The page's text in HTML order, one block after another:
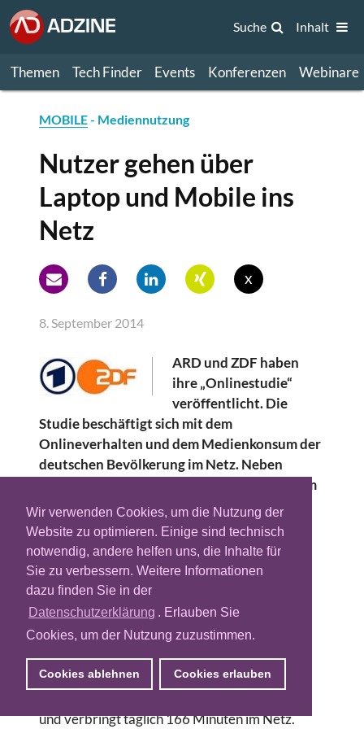
Wir verwenden Cookies, um die Nutzung der
Website zu optimieren. Einige sind technisch
notwendig, andere helfen uns, die Inhalte für
Sie zu verbessern. Weitere Informationen
dazu finden Sie in der
Datenschutzerklärung . Erlauben Sie
Cookies, um der Nutzung zuzustimmen.
Cookies ablehnen Cookies erlauben
Themen Tech Finder Events Konferenzen Webinare
Suche Inhalt
MOBILE- Mediennutzung
Nutzer gehen über
Laptop und Mobile ins
Netz
x
8. September 2014
ARD und ZDF haben
ihre „Onlinestudie“
veröffentlicht. Die
Studie beschäftigt sich mit dem
Onlineverhalten und dem Medienkonsum der
deutschen Bevölkerung im Netz. Neben
Fragen zum Thema Multiscreen und mobilem
Internet wurde zum Beispiel auch die
Mediennutzung über den Tag oder die App-
Nutzung nach Alter erfasst. Die Studie wird
seit 1992 jährlich durch das
Marktforschungsunternehmen GfK
durchgeführt. In diesem Jahr wurden über
1400 deutsche Internetnutzer telefonisch
Durchschnittlich ist ein Internetnutzer in
und verbringt täglich 166 Minuten im Netz.